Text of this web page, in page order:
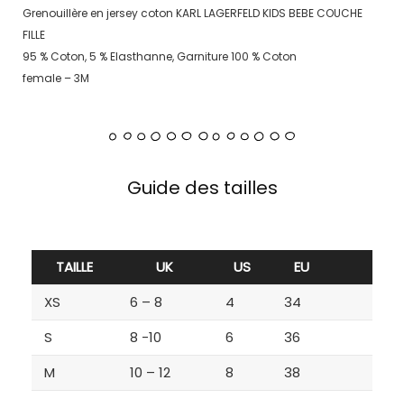
Grenouillère en jersey coton KARL LAGERFELD KIDS BEBE COUCHE
FILLE
95 % Coton, 5 % Elasthanne, Garniture 100 % Coton
female – 3M
Guide des tailles
TAILLE UK US
EU
XS
6 – 8 4
34
S
8 -10 6
36
M
10 – 12 8
38